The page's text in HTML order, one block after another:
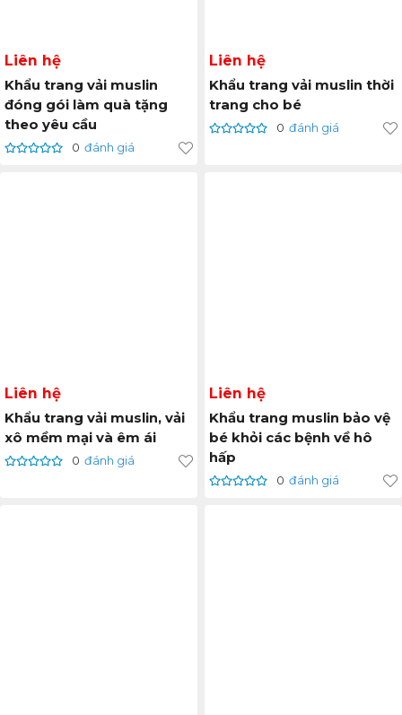
Liên hệ
Khẩu trang vải muslin
đóng gói làm quà tặng
theo yêu cầu
0 đánh giá
Liên hệ
Khẩu trang vải muslin thời
trang cho bé
0 đánh giá
Liên hệ
Khẩu trang vải muslin, vải
xô mềm mại và êm ái
0 đánh giá
Liên hệ
Khẩu trang muslin bảo vệ
bé khỏi các bệnh về hô
hấp
0 đánh giá